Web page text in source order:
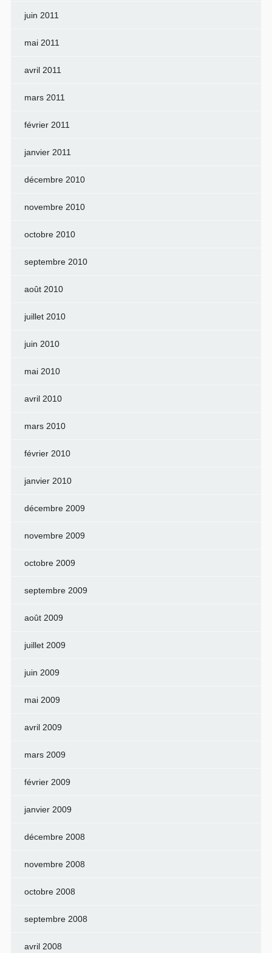
juin 2011
mai 2011
avril 2011
mars 2011
février 2011
janvier 2011
décembre 2010
novembre 2010
octobre 2010
septembre 2010
août 2010
juillet 2010
juin 2010
mai 2010
avril 2010
mars 2010
février 2010
janvier 2010
décembre 2009
novembre 2009
octobre 2009
septembre 2009
août 2009
juillet 2009
juin 2009
mai 2009
avril 2009
mars 2009
février 2009
janvier 2009
décembre 2008
novembre 2008
octobre 2008
septembre 2008
avril 2008